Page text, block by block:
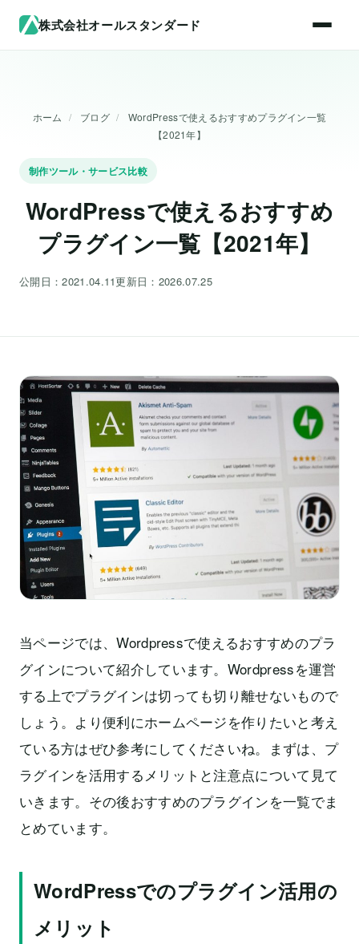
株式会社オールスタンダード
ホーム / ブログ /
WordPressで使えるおすすめプラグイン一覧
【2021年】
制作ツール・サービス比較
WordPressで使えるおすすめ
プラグイン一覧【2021年】
公開日：2021.04.11更新日：2026.07.25
当ページでは、Wordpressで使えるおすすめのプラ
グインについて紹介しています。Wordpressを運営
する上でプラグインは切っても切り離せないもので
しょう。より便利にホームページを作りたいと考え
ている方はぜひ参考にしてくださいね。まずは、プ
ラグインを活用するメリットと注意点について見て
いきます。その後おすすめのプラグインを一覧でま
とめています。
WordPressでのプラグイン活用の
メリット